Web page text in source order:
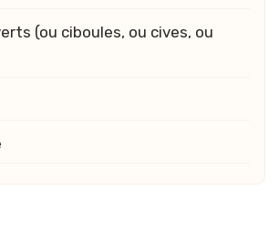
(ou ciboules, ou cives, ou